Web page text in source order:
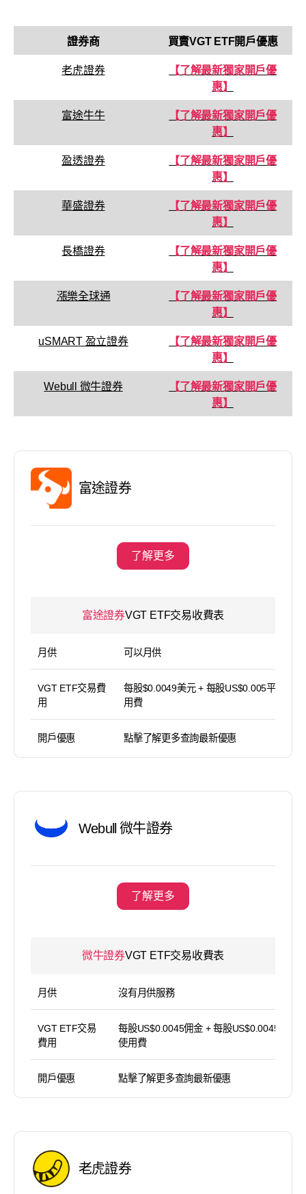
證券商 買賣VGTETF開戶優惠
老虎證券
【了解最新獨家開戶優
惠】
富途牛牛
【了解最新獨家開戶優
惠】
盈透證券
【了解最新獨家開戶優
惠】
華盛證券
【了解最新獨家開戶優
惠】
長橋證券
【了解最新獨家開戶優
惠】
漲樂全球通
【了解最新獨家開戶優
惠】
uSMART 盈立證券
【了解最新獨家開戶優
惠】
Webull 微牛證券
【了解最新獨家開戶優
惠】
富途證券
了解更多
富途證券VGT ETF交易收費表
月供 可以月供
VGT ETF交易費
用
每股$0.0049美元 + 每股US$0.005平台使
用費
開戶優惠 點擊了解更多查詢最新優惠
Webull 微牛證券
了解更多
微牛證券VGT ETF交易收費表
月供 沒有月供服務
VGT ETF交易
費用
每股US$0.0045佣金 + 每股US$0.0045 平台
使用費
開戶優惠 點擊了解更多查詢最新優惠
老虎證券